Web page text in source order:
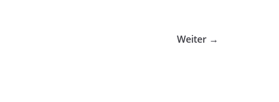
Weiter →